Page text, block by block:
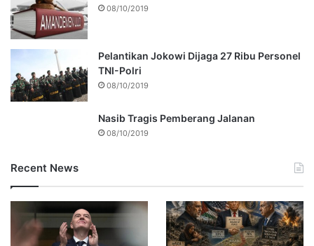
08/10/2019
Pelantikan Jokowi Dijaga 27 Ribu Personel
TNI-Polri
08/10/2019
Nasib Tragis Pemberang Jalanan
08/10/2019
Recent News